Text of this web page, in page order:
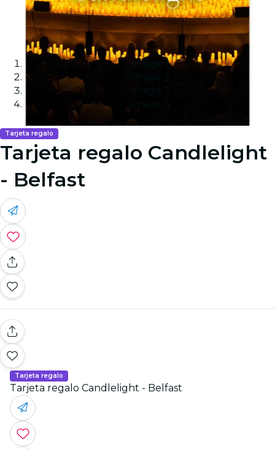
Image 1
Image 2
Image 3
Image 4
Tarjeta regalo
Tarjeta regalo Candlelight
- Belfast
Tarjeta regalo
Tarjeta regalo Candlelight - Belfast